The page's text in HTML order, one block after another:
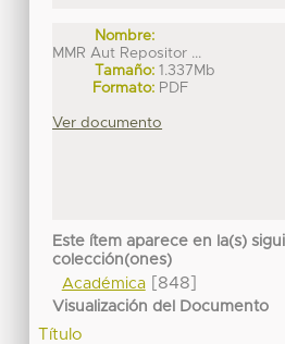
Nombre:
MMR Aut Repositor ...
Tamaño: 1.337Mb
Formato: PDF
Ver documento
Este ítem aparece en la(s)
colección(ones)
Académica[848]
Visualización del Documento
Título